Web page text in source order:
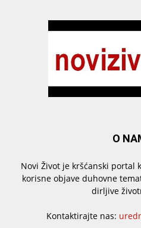
O
Novi Život je kršćanski portal
korisne objave duhovne
dirljive
Kontaktirajte nas: